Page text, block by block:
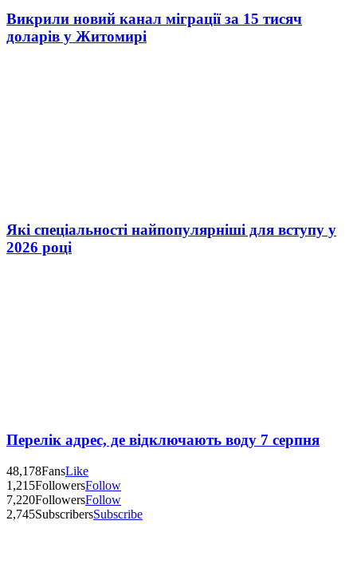
Викрили новий канал міграції за 15 тисяч
доларів у Житомирі
Які спеціальності найпопулярніші для вступу у
2026 році
Перелік адрес, де відключають воду 7 серпня
48,178FansLike
1,215FollowersFollow
7,220FollowersFollow
2,745SubscribersSubscribe